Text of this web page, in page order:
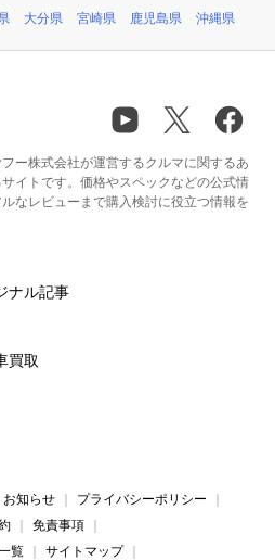
大分県 宮崎県 鹿児島県 沖縄県
ー株式会社が運営するクルマに関するあ
イトです。価格やスペックなどの公式情
なレビューまで購入検討に役立つ情報を
ナル記事
買取
お知らせ
プライバシーポリシー
免責事項
覧 サイトマップ